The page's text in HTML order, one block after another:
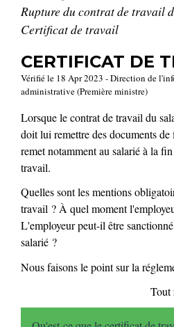
Rupture du contrat de travail
Certificat de travail
CERTIFICAT DE
Vérifié le 18 Apr 2023 - Direction de
administrative (Première ministre)
Lorsque le contrat de travail du
doit lui remettre des documents
remet notamment au salarié à la
travail.
Quelles sont les mentions
travail ? À quel moment
L'employeur peut-il être
salarié ?
Nous faisons le point sur la
Tout